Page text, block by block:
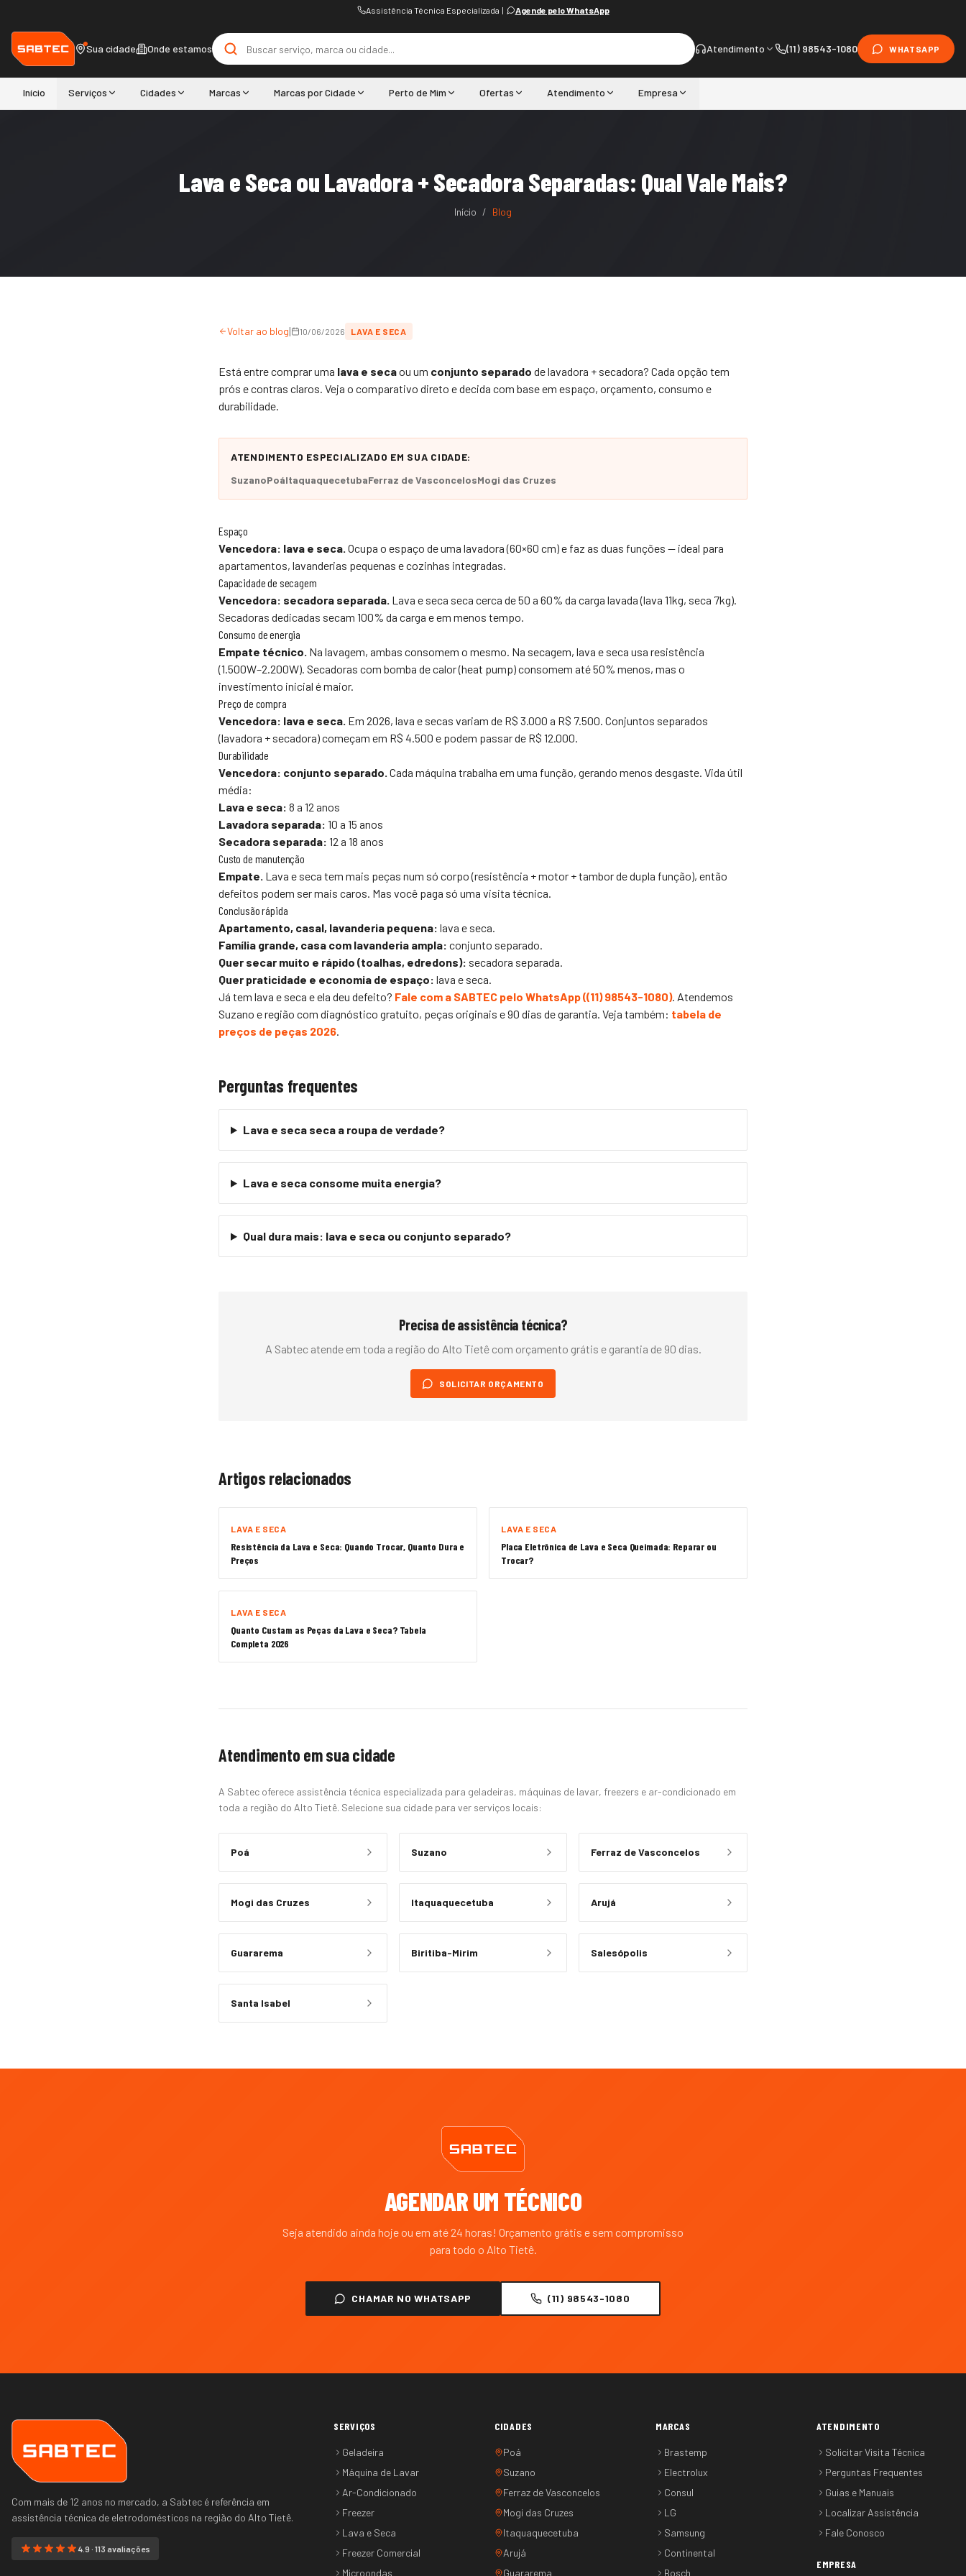
Assistência Técnica Especializada | Agende pelo WhatsApp
Sua cidade Onde estamos Atendimento (11) 98543-1080 WHATSAPP
Início Serviços Cidades Marcas Marcas por Cidade Perto de Mim Ofertas Atendimento Empresa
Lava e Seca ou Lavadora + Secadora Separadas: Qual Vale Mais?
Início / Blog
Voltar ao blog| 10/06/2026 LAVA E SECA
Está entre comprar uma lava e secaou um conjunto separado de lavadora + secadora? Cada opção tem
prós e contras claros. Veja o comparativo direto e decida com base em espaço, orçamento, consumo e
durabilidade.
ATENDIMENTO ESPECIALIZADO EM SUA CIDADE:
SuzanoPoáItaquaquecetubaFerraz de VasconcelosMogi das Cruzes
Espaço
Vencedora: lava e seca. Ocupa o espaço de uma lavadora (60×60 cm) e faz as duas funções — ideal para
apartamentos, lavanderias pequenas e cozinhas integradas.
Capacidade de secagem
Vencedora: secadora separada. Lava e seca seca cerca de 50 a 60% da carga lavada (lava 11kg, seca 7kg).
Secadoras dedicadas secam 100% da carga e em menos tempo.
Consumo de energia
Empate técnico. Na lavagem, ambas consomem o mesmo. Na secagem, lava e seca usa resistência
(1.500W–2.200W). Secadoras com bomba de calor (heat pump) consomem até 50% menos, mas o
investimento inicial é maior.
Preço de compra
Vencedora: lava e seca. Em 2026, lava e secas variam de R$ 3.000 a R$ 7.500. Conjuntos separados
(lavadora + secadora) começam em R$ 4.500 e podem passar de R$ 12.000.
Durabilidade
Vencedora: conjunto separado. Cada máquina trabalha em uma função, gerando menos desgaste. Vida útil
média:
Lava e seca: 8 a 12 anos
Lavadora separada: 10 a 15 anos
Secadora separada: 12 a 18 anos
Custo de manutenção
Empate. Lava e seca tem mais peças num só corpo (resistência + motor + tambor de dupla função), então
defeitos podem ser mais caros. Mas você paga só uma visita técnica.
Conclusão rápida
Apartamento, casal, lavanderia pequena: lava e seca.
Família grande, casa com lavanderia ampla: conjunto separado.
Quer secar muito e rápido (toalhas, edredons): secadora separada.
Quer praticidade e economia de espaço: lava e seca.
Já tem lava e seca e ela deu defeito? Fale com a SABTEC pelo WhatsApp ((11) 98543-1080). Atendemos
Suzano e região com diagnóstico gratuito, peças originais e 90 dias de garantia. Veja também: tabela de
preços de peças 2026.
Perguntas frequentes
Lava e seca seca a roupa de verdade?
Lava e seca consome muita energia?
Qual dura mais: lava e seca ou conjunto separado?
Precisa de assistência técnica?
A Sabtec atende em toda a região do Alto Tietêcom orçamento grátis e garantia de 90 dias.
SOLICITAR ORÇAMENTO
Artigos relacionados
LAVA E SECA
Resistência da Lava e Seca: Quando Trocar, Quanto Dura e
Preços
LAVA E SECA
Placa Eletrônica de Lava e Seca Queimada: Reparar ou
Trocar?
LAVA E SECA
Quanto Custam as Peças da Lava e Seca? Tabela
Completa 2026
Atendimento em sua cidade
A Sabtec oferece assistência técnica especializada para geladeiras, máquinas de lavar, freezers e ar-condicionado em
toda a região do Alto Tietê. Selecione sua cidade para ver serviços locais:
Poá Suzano Ferraz de Vasconcelos
Mogi das Cruzes Itaquaquecetuba Arujá
Guararema Biritiba-Mirim Salesópolis
Santa Isabel
AGENDAR UM TÉCNICO
Seja atendido ainda hoje ou em até 24 horas! Orçamento grátis e sem compromisso
para todo o Alto Tietê.
CHAMAR NO WHATSAPP (11) 98543-1080
Com mais de 12 anos no mercado, a Sabtec é referência em
assistência técnica de eletrodomésticos na região do Alto Tietê.
4.9 · 113 avaliações
SERVIÇOS
Geladeira
Máquina de Lavar
Ar-Condicionado
Freezer
Lava e Seca
Freezer Comercial
Microondas
CIDADES
Poá
Suzano
Ferraz de Vasconcelos
Mogi das Cruzes
Itaquaquecetuba
Arujá
Guararema
MARCAS
Brastemp
Electrolux
Consul
LG
Samsung
Continental
Bosch
ATENDIMENTO
Solicitar Visita Técnica
Perguntas Frequentes
Guias e Manuais
Localizar Assistência
Fale Conosco
EMPRESA